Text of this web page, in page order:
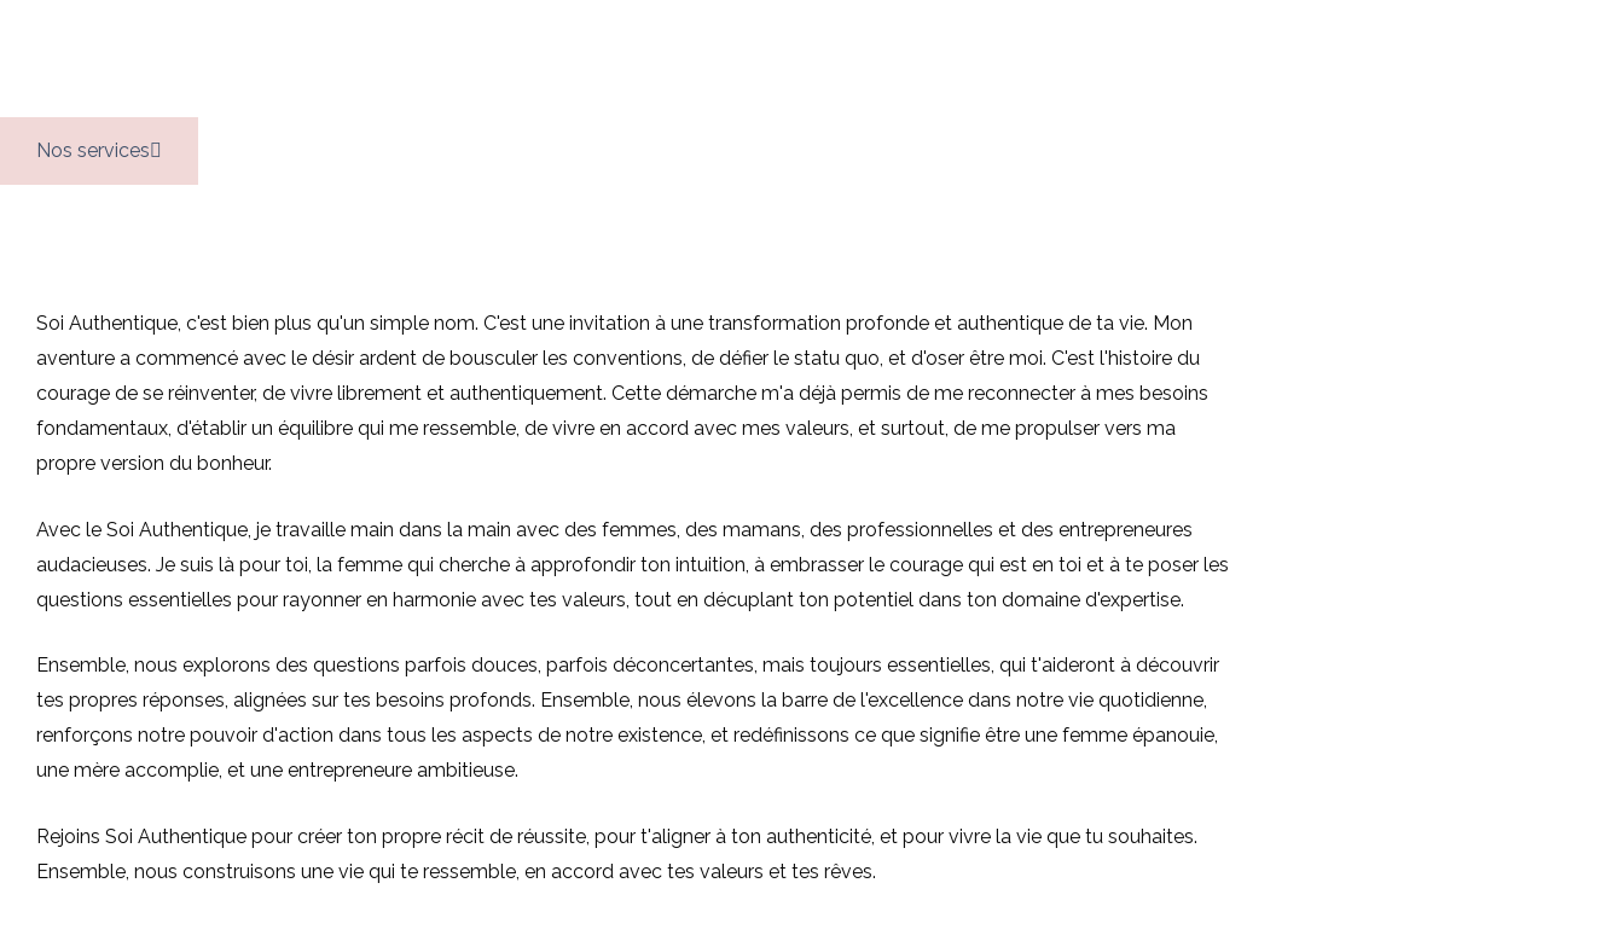
Nos services
Soi Authentique, c'est bien plus qu'un simple nom. C'est une invitation à une transformation profonde et authentique de ta vie. Mon
aventure a commencé avec le désir ardent de bousculer les conventions, de défier le statu quo, et d'oser être moi. C'est l'histoire du
courage de se réinventer, de vivre librement et authentiquement. Cette démarche m'a déjà permis de me reconnecter à mes besoins
fondamentaux, d'établir un équilibre qui me ressemble, de vivre en accord avec mes valeurs, et surtout, de me propulser vers ma
propre version du bonheur.
Avec le Soi Authentique, je travaille main dans la main avec des femmes, des mamans, des professionnelles et des entrepreneures
audacieuses. Je suis là pour toi, la femme qui cherche à approfondir ton intuition, à embrasser le courage qui est en toi et à te poser les
questions essentielles pour rayonner en harmonie avec tes valeurs, tout en décuplant ton potentiel dans ton domaine d'expertise.
Ensemble, nous explorons des questions parfois douces, parfois déconcertantes, mais toujours essentielles, qui t'aideront à découvrir
tes propres réponses, alignées sur tes besoins profonds. Ensemble, nous élevons la barre de l'excellence dans notre vie quotidienne,
renforçons notre pouvoir d'action dans tous les aspects de notre existence, et redéfinissons ce que signifie être une femme épanouie,
une mère accomplie, et une entrepreneure ambitieuse.
Rejoins Soi Authentique pour créer ton propre récit de réussite, pour t'aligner à ton authenticité, et pour vivre la vie que tu souhaites.
Ensemble, nous construisons une vie qui te ressemble, en accord avec tes valeurs et tes rêves.